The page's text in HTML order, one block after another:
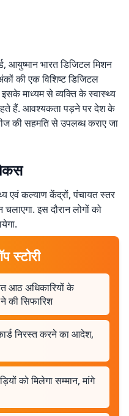
आयुष्मान भारत डिजिटल मिशन
की एक विशिष्ट डिजिटल
माध्यम से व्यक्ति के स्वास्थ्य
हैं. आवश्यकता पड़ने पर देश के
की सहमति से उपलब्ध कराए जा
एवं कल्याण केंद्रों, पंचायत स्तर
इस दौरान लोगों को
स्टोरी
आठ अधिकारियों के
ने की सिफारिश
निरस्त करने का आदेश,
को मिलेगा सम्मान, मांगे